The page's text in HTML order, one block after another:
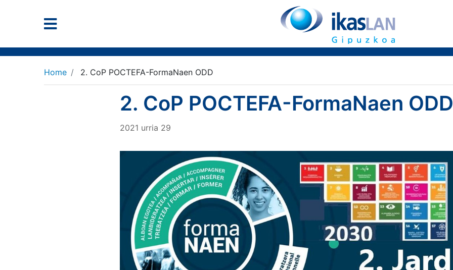
Home 2. CoP POCTEFA-FormaNaen ODD
2. CoP POCTEFA-FormaNaen ODD
2021 urria 29